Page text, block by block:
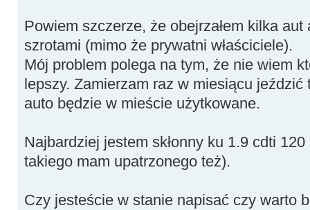
Powiem szczerze, że obejrzałem kilka aut
szrotami (mimo że prywatni właściciele).
Mój problem polega na tym, że nie wiem
lepszy. Zamierzam raz w miesiącu
auto będzie w mieście użytkowane.
Najbardziej jestem skłonny ku 1.9 cdti
takiego mam upatrzonego też).
Czy jesteście w stanie napisać czy warto